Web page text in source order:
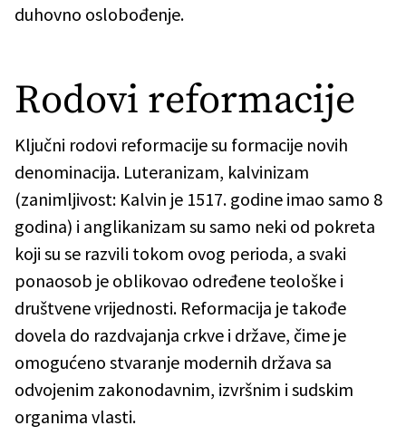
duhovno oslobođenje.
Rodovi reformacije
Ključni rodovi reformacije su formacije novih
denominacija. Luteranizam, kalvinizam
(zanimljivost: Kalvin je 1517. godine imao samo 8
godina) i anglikanizam su samo neki od pokreta
koji su se razvili tokom ovog perioda, a svaki
ponaosob je oblikovao određene teološke i
društvene vrijednosti. Reformacija je takođe
dovela do razdvajanja crkve i države, čime je
omogućeno stvaranje modernih država sa
odvojenim zakonodavnim, izvršnim i sudskim
organima vlasti.